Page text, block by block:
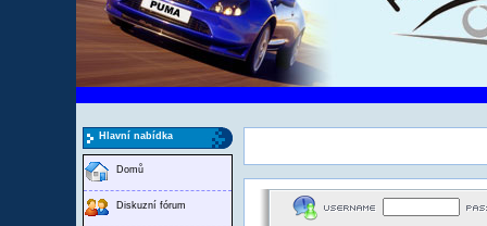
Hlavní nabídka
Domů
Diskuzní fórum